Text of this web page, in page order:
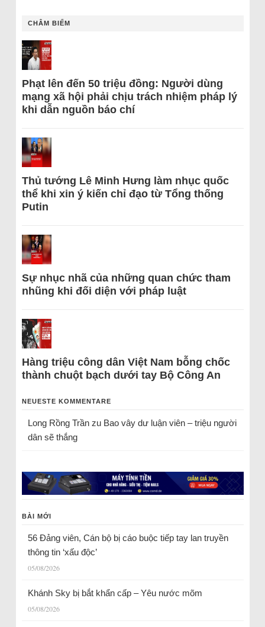
CHÂM BIẾM
Phạt lên đến 50 triệu đồng: Người dùng
mạng xã hội phải chịu trách nhiệm pháp lý
khi dẫn nguồn báo chí
Thủ tướng Lê Minh Hưng làm nhục quốc
thể khi xin ý kiến chỉ đạo từ Tổng thống
Putin
Sự nhục nhã của những quan chức tham
nhũng khi đối diện với pháp luật
Hàng triệu công dân Việt Nam bỗng chốc
thành chuột bạch dưới tay Bộ Công An
NEUESTE KOMMENTARE
Long Rồng Trầnzu Bao vây dư luận viên – triệu người
dân sẽ thắng
BÀI MỚI
56 Đảng viên, Cán bộ bị cáo buộc tiếp tay lan truyền
thông tin ‘xấu độc’
05/08/2026
Khánh Sky bị bắt khẩn cấp – Yêu nước mõm
05/08/2026